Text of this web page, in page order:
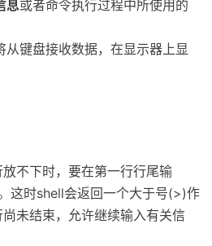
息或者命令执行过程中所使用的
从键盘接收数据，在显示器上显
不下时，要在第一行行尾输
这时shell会返回一个大于号(>)作
未结束，允许继续输入有关信